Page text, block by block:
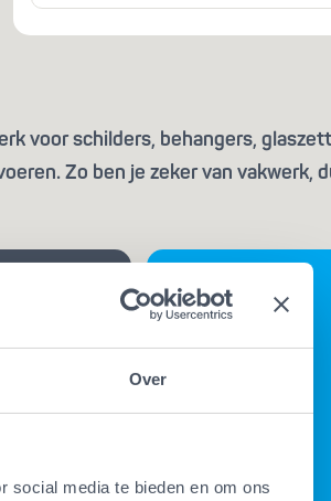
Over
social media te bieden en om ons
voor schilders, behangers,
Zo ben je zeker van vakwerk,